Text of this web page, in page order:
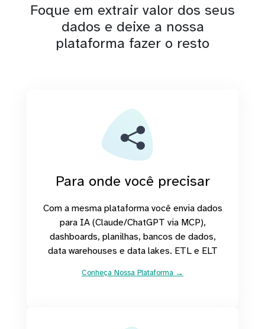
Foque em extrair valor dos seus
dados e deixe a nossa
plataforma fazer o resto
Para onde você precisar
Com a mesma plataforma você envia dados
para IA (Claude/ChatGPT via MCP),
dashboards, planilhas, bancos de dados,
data warehouses e data lakes. ETL e ELT
Conheça Nossa Plataforma →